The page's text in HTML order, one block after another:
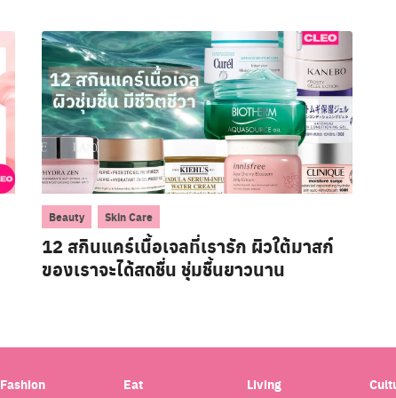
Beauty Skin Care
12 สกินแคร์เนื้อเจลที่เรารัก ผิวใต้มาสก์
ของเราจะได้สดชื่น ชุ่มชื้นยาวนาน
Fashion
Eat
Living